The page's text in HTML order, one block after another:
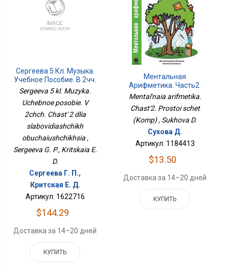
Сергеева 5 Кл. Музыка.
Учебное Пособие. В 2чч.
Часть 2 Для
Слабовидящих
Обучающихся
Sergeeva 5 kl. Muzyka.
Uchebnoe posobie. V
2chch. Chast' 2 dlia
slabovidiashchikh
obuchaiushchikhsia ,
Sergeeva G. P., Kritskaia E.
D.
Сергеева Г. П.,
Критская Е. Д.
Артикул: 1622716
$144.29
Доставка за 14–20 дней
КУПИТЬ
Ментальная
Арифметика. Часть2.
Простой Счет (Комп)
Mental'naia arifmetika.
Chast'2. Prostoi schet
(Komp) , Sukhova D.
Сухова Д.
Артикул: 1184413
$13.50
Доставка за 14–20 дней
КУПИТЬ